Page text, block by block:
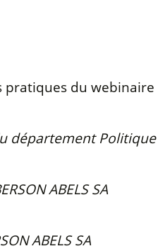
du webinaire
Politique
ABELS SA
ABELS SA